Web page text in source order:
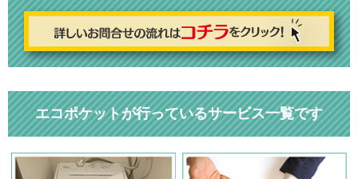
エコポケットが行っているサービス一覧です